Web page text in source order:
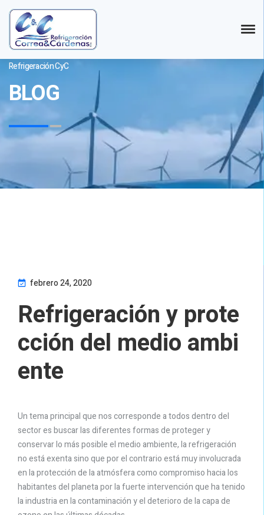
Refrigeración CyC
BLOG
febrero 24, 2020
Refrigeración y prote
cción del medio ambi
ente
Un tema principal que nos corresponde a todos dentro del
sector es buscar las diferentes formas de proteger y
conservar lo más posible el medio ambiente, la refrigeración
no está exenta sino que por el contrario está muy involucrada
en la protección de la atmósfera como compromiso hacia los
habitantes del planeta por la fuerte intervención que ha tenido
la industria en la contaminación y el deterioro de la capa de